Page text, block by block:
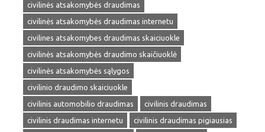
civilinės atsakomybės draudimas
civilinės atsakomybės draudimas internetu
civilines atsakomybes draudimas skaiciuokle
civilinės atsakomybės draudimo skaičiuoklė
civilinės atsakomybės sąlygos
civilinio draudimo skaiciuokle
civilinis automobilio draudimas
civilinis draudimas
civilinis draudimas internetu
civilinis draudimas pigiausias